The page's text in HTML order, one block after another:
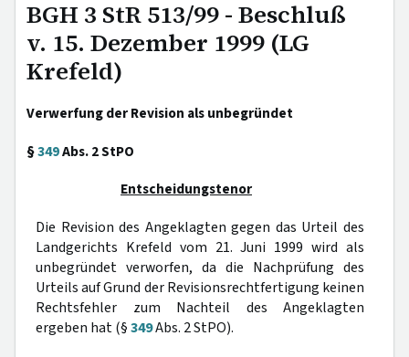
BGH 3 StR 513/99 - Beschluß
v. 15. Dezember 1999 (LG
Krefeld)
Verwerfung der Revision als unbegründet
§349Abs. 2 StPO
Entscheidungstenor
Die Revision des Angeklagten gegen das Urteil des
Landgerichts Krefeld vom 21. Juni 1999 wird als
unbegründet verworfen, da die Nachprüfung des
Urteils auf Grund der Revisionsrechtfertigung keinen
Rechtsfehler zum Nachteil des Angeklagten
ergeben hat (§349Abs. 2 StPO).